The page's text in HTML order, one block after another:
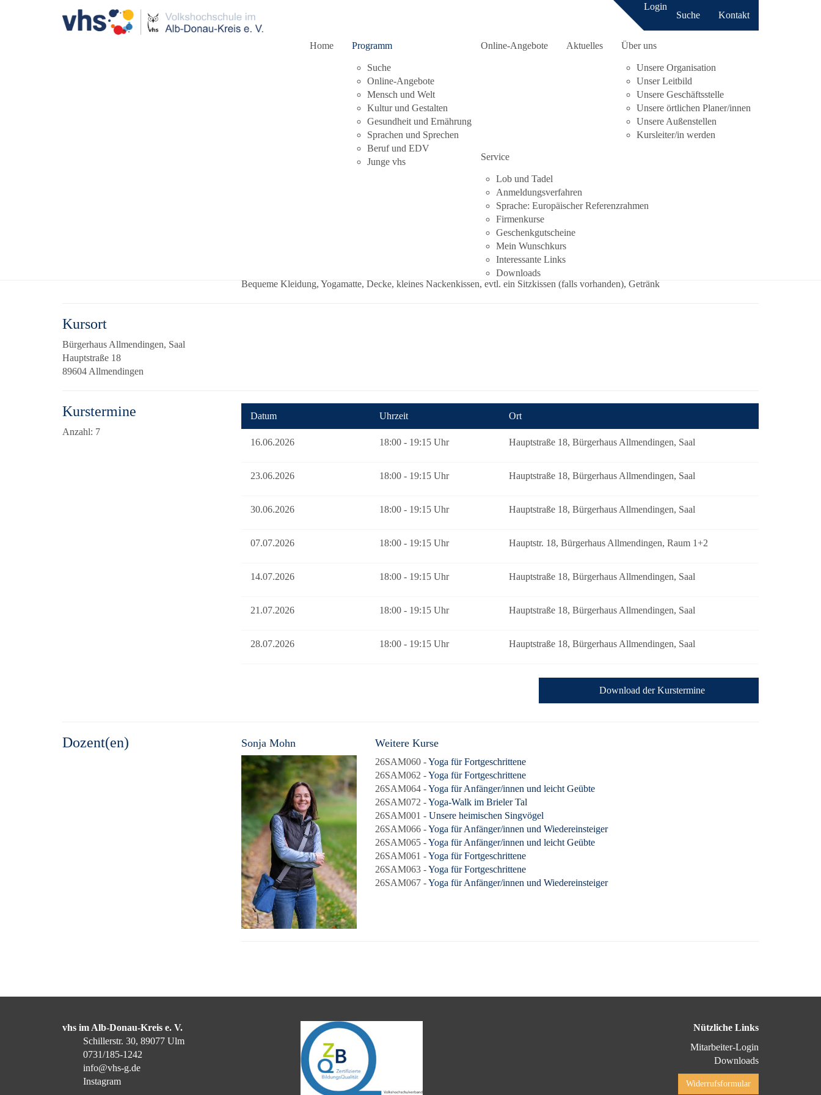
Login
Suche
Kontakt
Home Programm
Suche
Online-Angebote
Mensch und Welt
Kultur und Gestalten
Gesundheit und Ernährung
Sprachen und Sprechen
Beruf und EDV
Junge vhs
Online-Angebote Aktuelles Über uns
Unsere Organisation
Unser Leitbild
Unsere Geschäftsstelle
Unsere örtlichen Planer/innen
Unsere Außenstellen
Kursleiter/in werden
Service
Lob und Tadel
Anmeldungsverfahren
Sprache: Europäischer Referenzrahmen
Firmenkurse
Geschenkgutscheine
Mein Wunschkurs
Interessante Links
Downloads
Kursdetails
Yoga für Anfänger/innen und Wiedereinsteiger Anmeldung nur noch telefonisch möglich!
Yoga ist ein bewährtes und ganzheitliches Gesundheitssystem, welches nicht nur auf körperlicher Ebene zu mehr Kraft, Flexibilität
und Wohlbefinden beiträgt. Auch geistig und mental wirkt sich eine regelmäßige Yogapraxis aus: Unser Nervensystem wird beruhigt,
wir erfahren Entspannung, stärken unsere Konzentrationsfähigkeit und unser Selbstbewusstsein.
In unseren Stunden widmen wir uns ganzheitlich der Achtsamkeit mit bewusster Atmung und Atemübungen. Durch die körperlichen
Übungen, die Asanas, stärken wir Muskulatur, mobilisieren und verbessern unsere Beweglichkeit und bauen in diesem
Bequeme Kleidung, Yogamatte, Decke, kleines Nackenkissen, evtl. ein Sitzkissen (falls vorhanden), Getränk
Kursort
Bürgerhaus Allmendingen, Saal
Hauptstraße 18
89604 Allmendingen
Kurstermine
Anzahl: 7
Datum Uhrzeit Ort
16.06.2026 18:00 - 19:15 Uhr Hauptstraße 18, Bürgerhaus Allmendingen, Saal
23.06.2026 18:00 - 19:15 Uhr Hauptstraße 18, Bürgerhaus Allmendingen, Saal
30.06.2026 18:00 - 19:15 Uhr Hauptstraße 18, Bürgerhaus Allmendingen, Saal
07.07.2026 18:00 - 19:15 Uhr Hauptstr. 18, Bürgerhaus Allmendingen, Raum 1+2
14.07.2026 18:00 - 19:15 Uhr Hauptstraße 18, Bürgerhaus Allmendingen, Saal
21.07.2026 18:00 - 19:15 Uhr Hauptstraße 18, Bürgerhaus Allmendingen, Saal
28.07.2026 18:00 - 19:15 Uhr Hauptstraße 18, Bürgerhaus Allmendingen, Saal
Download der Kurstermine
Dozent(en) Sonja Mohn Weitere Kurse
26SAM060 -Yoga für Fortgeschrittene
26SAM062 -Yoga für Fortgeschrittene
26SAM064 -Yoga für Anfänger/innen und leicht Geübte
26SAM072 -Yoga-Walk im Brieler Tal
26SAM001 - Unsere heimischen Singvögel
26SAM066 -Yoga für Anfänger/innen und Wiedereinsteiger
26SAM065 -Yoga für Anfänger/innen und leicht Geübte
26SAM061 -Yoga für Fortgeschrittene
26SAM063 -Yoga für Fortgeschrittene
26SAM067 -Yoga für Anfänger/innen und Wiedereinsteiger
vhs im Alb-Donau-Kreis e. V.
Schillerstr. 30, 89077 Ulm
0731/185-1242
info@vhs-g.de
Instagram
Nützliche Links
Mitarbeiter-Login
Downloads
Widerrufsformular